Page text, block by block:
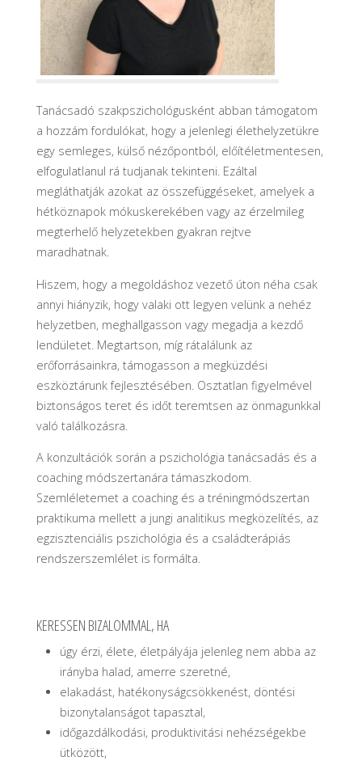
Tanácsadó szakpszichológusként abban támogatom
a hozzám fordulókat, hogy a jelenlegi élethelyzetükre
egy semleges, külső nézőpontból, előítéletmentesen,
elfogulatlanul rá tudjanak tekinteni. Ezáltal
megláthatják azokat az összefüggéseket, amelyek a
hétköznapok mókuskerekében vagy az érzelmileg
megterhelő helyzetekben gyakran rejtve
maradhatnak.
Hiszem, hogy a megoldáshoz vezető úton néha csak
annyi hiányzik, hogy valaki ott legyen velünk a nehéz
helyzetben, meghallgasson vagy megadja a kezdő
lendületet. Megtartson, míg rátalálunk az
erőforrásainkra, támogasson a megküzdési
eszköztárunk fejlesztésében. Osztatlan figyelmével
biztonságos teret és időt teremtsen az önmagunkkal
való találkozásra.
A konzultációk során a pszichológia tanácsadás és a
coaching módszertanára támaszkodom.
Szemléletemet a coaching és a tréningmódszertan
praktikuma mellett a jungi analitikus megközelítés, az
egzisztenciális pszichológia és a családterápiás
rendszerszemlélet is formálta.
KERESSEN BIZALOMMAL, HA
úgy érzi, élete, életpályája jelenleg nem abba az
irányba halad, amerre szeretné,
elakadást, hatékonyságcsökkenést, döntési
bizonytalanságot tapasztal,
időgazdálkodási, produktivitási nehézségekbe
ütközött,